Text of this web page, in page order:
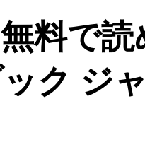
料で
ク ジ